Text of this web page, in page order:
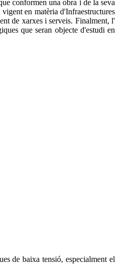
conformen una obra i de la seva
en matèria d'Infraestructures
de xarxes i serveis. Finalment, l'
que seran objecte d'estudi en
de baixa tensió, especialment el